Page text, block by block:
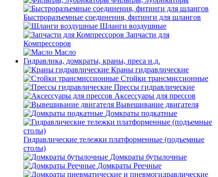
Быстроразъемные соединения, фитинги для шлангов
Шланги воздушные
Запчасти для
Компрессоров
Масло
Гидравлика, домкраты, краны, преса и.д.
Краны гидравлические
Стойки трансмиссионные
Прессы гидравлические
Аксессуары для прессов
Вывешивание двигателя
Домкраты подкатные
Гидравлические тележки платформенные (подъемные
столы)
Домкраты бутылочные
Домкраты Реечные